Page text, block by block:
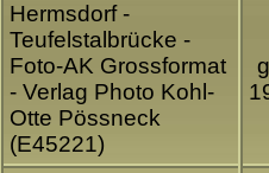
Hermsdorf -
Teufelstalbrücke -
Foto-AK Grossformat
- Verlag Photo Kohl-
Otte Pössneck
(E45221)